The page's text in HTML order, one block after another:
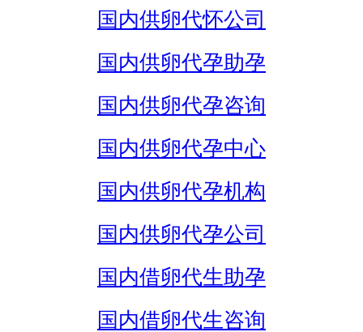
国内供卵代怀公司
国内供卵代孕助孕
国内供卵代孕咨询
国内供卵代孕中心
国内供卵代孕机构
国内供卵代孕公司
国内借卵代生助孕
国内借卵代生咨询